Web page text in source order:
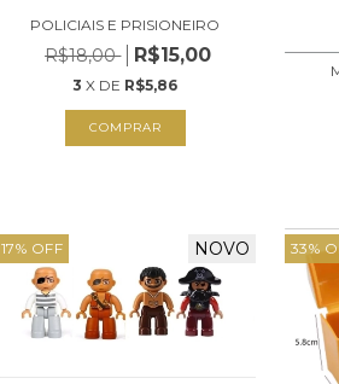
POLICIAIS E PRISIONEIRO
R$18,00 R$15,00
3 X DE R$5,86
COMPRAR
17% OFF NOVO 33%